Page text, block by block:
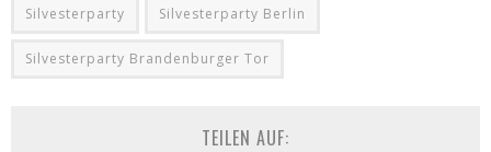
Silvesterparty Silvesterparty Berlin
Silvesterparty Brandenburger Tor
TEILEN AUF: